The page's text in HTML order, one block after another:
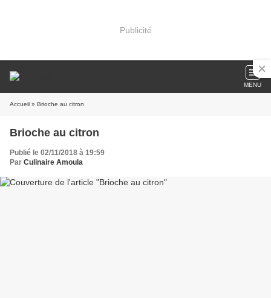
Publicité
MENU
Accueil » Brioche au citron
Brioche au citron
Publié le 02/11/2018 à 19:59
Par Culinaire Amoula